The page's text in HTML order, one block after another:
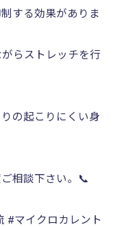
する効果がありま
らストレッチを行
の起こりにくい身
相談下さい。📞
#マイクロカレント